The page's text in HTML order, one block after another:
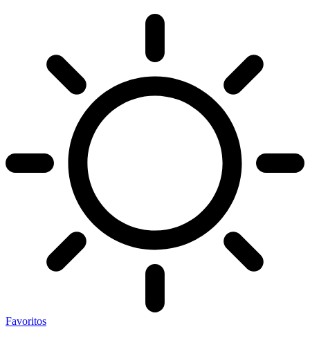
Favoritos